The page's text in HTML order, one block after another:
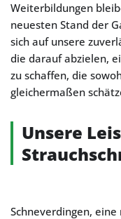
Weiterbildungen
neuesten Stand der
sich auf unsere
die darauf abzielen,
zu schaffen, die
gleichermaßen
Unsere
Schneverdingen,